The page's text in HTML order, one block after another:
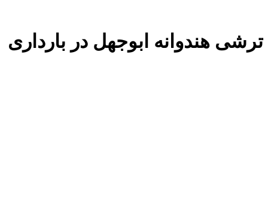
ترشی هندوانه ابوجهل در بارداری